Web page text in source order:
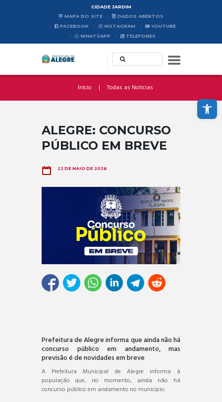
Abrir a barra de ferramentas
CIDADE JARDIM
MAPA DO SITE
DADOS ABERTOS
FACEBOOK
INSTAGRAM
YOUTUBE
WHATSAPP
TELEFONES
Início Todas as Noticias
ALEGRE: CONCURSO
PÚBLICO EM BREVE
22 DE MAIO DE 2026
Prefeitura de Alegre informa que ainda não há
concurso público em andamento, mas
previsão é de novidades em breve
A Prefeitura Municipal de Alegre informa à
população que, no momento, ainda não há
concurso público em andamento no município.